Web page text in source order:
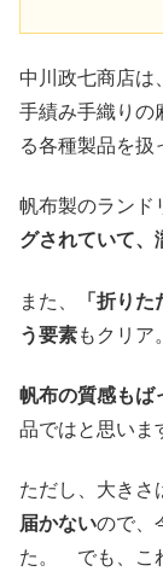
中川政七商店は
手績み手織りの
る各種製品を扱
帆布製のランド
グされていて、
また、 「折りた
う要素もクリア。
帆布の質感もば
品ではと思いま
ただし、大きさ
届かないので、
た。 でも、こ